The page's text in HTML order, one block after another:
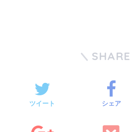
SHARE
ツイート シェア